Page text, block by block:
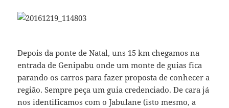
Depois da ponte de Natal, uns 15 km chegamos na
entrada de Genipabu onde um monte de guias fica
parando os carros para fazer proposta de conhecer a
região. Sempre peça um guia credenciado. De cara já
nos identificamos com o Jabulane (isto mesmo, a